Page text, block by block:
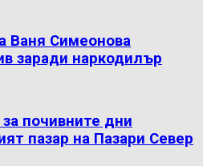
Ваня Симеонова
заради наркодилър
почивните дни
пазар на Пазари Север